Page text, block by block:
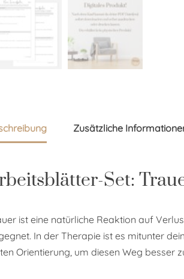
Zusätzliche
Set:
ist eine natürliche Reaktion auf
In der Therapie ist es mitunter
Orientierung, um diesen Weg besser